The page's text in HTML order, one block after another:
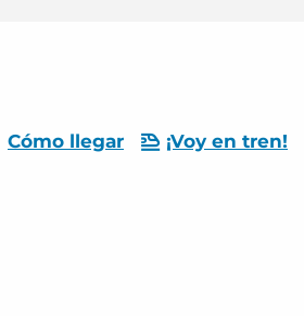
Cómo llegar ¡Voy en tren!